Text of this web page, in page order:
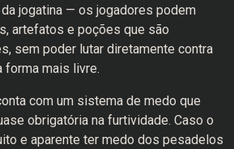
jogatina — os jogadores podem
artefatos e poções que são
sem poder lutar diretamente contra
forma mais livre.
com um sistema de medo que
obrigatória na furtividade. Caso o
e aparente ter medo dos pesadelos